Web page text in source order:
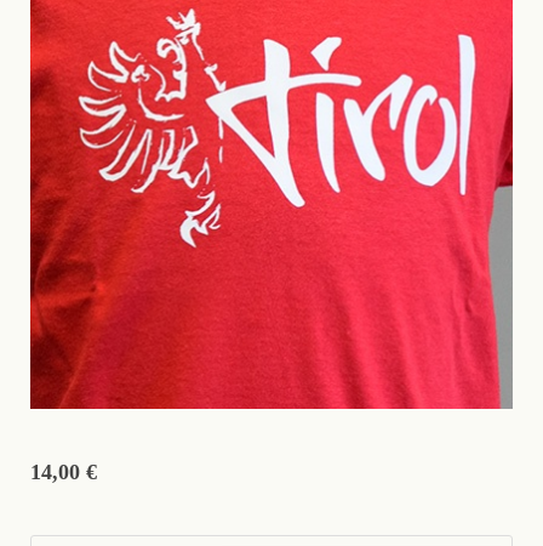
14,00 €